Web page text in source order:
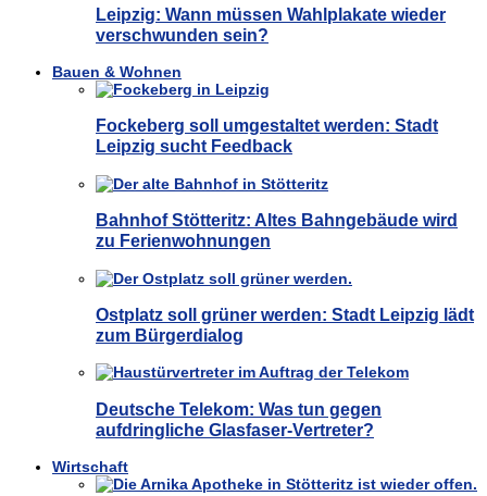
Leipzig: Wann müssen Wahlplakate wieder
verschwunden sein?
Bauen & Wohnen
Fockeberg soll umgestaltet werden: Stadt
Leipzig sucht Feedback
Bahnhof Stötteritz: Altes Bahngebäude wird
zu Ferienwohnungen
Ostplatz soll grüner werden: Stadt Leipzig lädt
zum Bürgerdialog
Deutsche Telekom: Was tun gegen
aufdringliche Glasfaser-Vertreter?
Wirtschaft